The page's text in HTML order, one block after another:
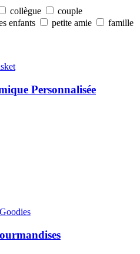
collègue
couple
enfants petite amie
famille
Personnalisée